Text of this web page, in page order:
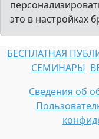
это в настройках
БЕСПЛАТНАЯ
СЕМИНАРЫ
Сведения об